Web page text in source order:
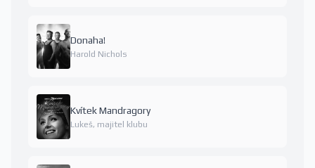
Donaha!
Harold Nichols
Kvítek Mandragory
Lukeš, majitel klubu